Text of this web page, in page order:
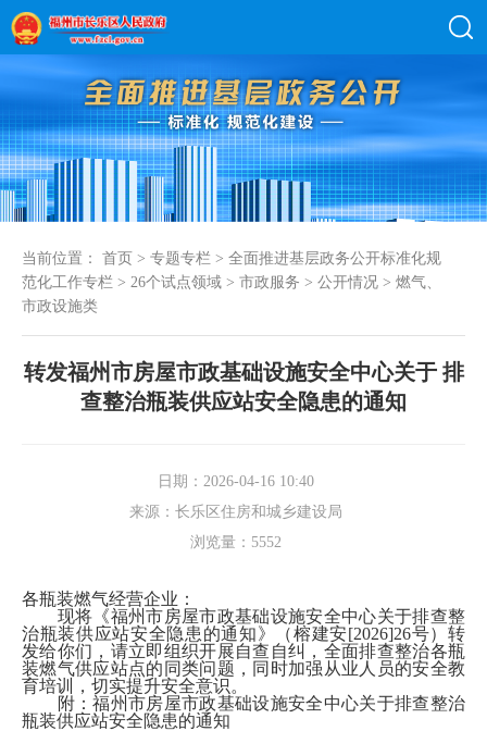
当前位置： 首页 > 专题专栏 > 全面推进基层政务公开标准化规
范化工作专栏 > 26个试点领域 > 市政服务 > 公开情况 > 燃气、
市政设施类
转发福州市房屋市政基础设施安全中心关于 排
查整治瓶装供应站安全隐患的通知
日期：2026-04-16 10:40
来源：长乐区住房和城乡建设局
浏览量： 5552
各瓶装燃气经营企业：
现将《福州市房屋市政基础设施安全中心关于排查整
治瓶装供应站安全隐患的通知》（榕建安[2026]26号）转
发给你们 ，请立即组织开展自查自纠，全面排查整治各瓶
装燃气供应站点的同类问题，同时加强从业人员的安全教
育培训，切实提升安全意识。
附：福州市房屋市政基础设施安全中心关于排查整治
瓶装供应站安全隐患的通知